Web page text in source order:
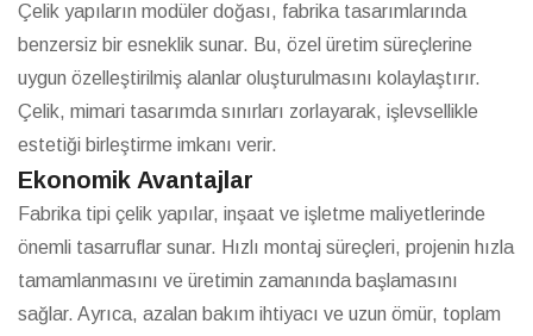
Çelik yapıların modüler doğası, fabrika tasarımlarında
benzersiz bir esneklik sunar. Bu, özel üretim süreçlerine
uygun özelleştirilmiş alanlar oluşturulmasını kolaylaştırır.
Çelik, mimari tasarımda sınırları zorlayarak, işlevsellikle
estetiği birleştirme imkanı verir.
Ekonomik Avantajlar
Fabrika tipi çelik yapılar, inşaat ve işletme maliyetlerinde
önemli tasarruflar sunar. Hızlı montaj süreçleri, projenin hızla
tamamlanmasını ve üretimin zamanında başlamasını
sağlar. Ayrıca, azalan bakım ihtiyacı ve uzun ömür, toplam